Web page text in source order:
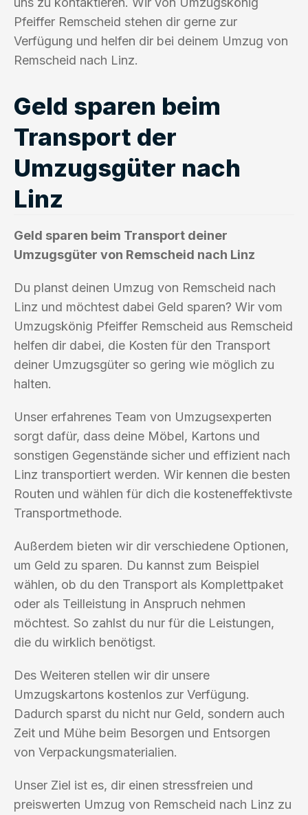
Pfeiffer Remscheid stehen dir gerne zur
Verfügung und helfen dir bei deinem Umzug von
Remscheid nach Linz.
Geld sparen beim
Transport der
Umzugsgüter nach
Linz
Geld sparen beim Transport deiner
Umzugsgüter von Remscheid nach Linz
Du planst deinen Umzug von Remscheid nach
Linz und möchtest dabei Geld sparen? Wir vom
Umzugskönig Pfeiffer Remscheid aus Remscheid
helfen dir dabei, die Kosten für den Transport
deiner Umzugsgüter so gering wie möglich zu
halten.
Unser erfahrenes Team von Umzugsexperten
sorgt dafür, dass deine Möbel, Kartons und
sonstigen Gegenstände sicher und effizient nach
Linz transportiert werden. Wir kennen die besten
Routen und wählen für dich die kosteneffektivste
Transportmethode.
Außerdem bieten wir dir verschiedene Optionen,
um Geld zu sparen. Du kannst zum Beispiel
wählen, ob du den Transport als Komplettpaket
oder als Teilleistung in Anspruch nehmen
möchtest. So zahlst du nur für die Leistungen,
die du wirklich benötigst.
Des Weiteren stellen wir dir unsere
Umzugskartons kostenlos zur Verfügung.
Dadurch sparst du nicht nur Geld, sondern auch
Zeit und Mühe beim Besorgen und Entsorgen
von Verpackungsmaterialien.
Unser Ziel ist es, dir einen stressfreien und
preiswerten Umzug von Remscheid nach Linz zu